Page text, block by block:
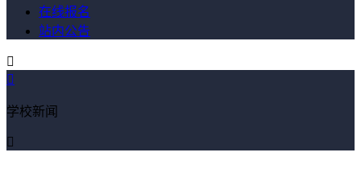
在线报名
站内公告


学校新闻
